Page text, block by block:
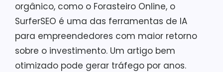
orgânico, como o Forasteiro Online, o
SurferSEO é uma das ferramentas de IA
para empreendedores com maior retorno
sobre o investimento. Um artigo bem
otimizado pode gerar tráfego por anos.